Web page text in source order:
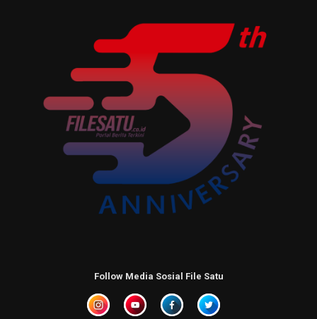
Follow Media Sosial File Satu